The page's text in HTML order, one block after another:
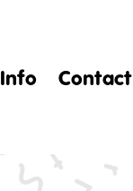
Info Contact